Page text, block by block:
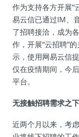
作为支持各方开展“
易云信已通过IM、
了招聘接洽，成为
作，开展“云招聘”
示，使用网易云信
仅在疫情期间，今
平台。
无接触招聘需求之
近两个月以来，考